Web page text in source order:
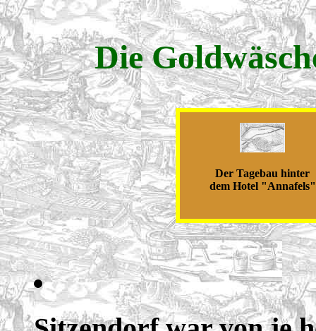
Die
Der Tagebau hinter
dem Hotel "Annafels"